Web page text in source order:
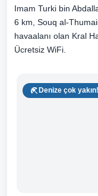
Imam Turki bin
6 km, Souq al-
havaalanı olan Kral
Ücretsiz WiFi.
Denize çok yakın!